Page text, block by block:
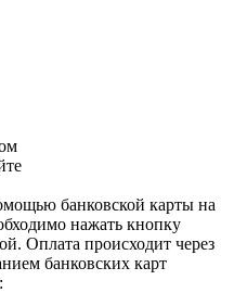
банковской карты на
нажать кнопку
Оплата происходит через
банковских карт